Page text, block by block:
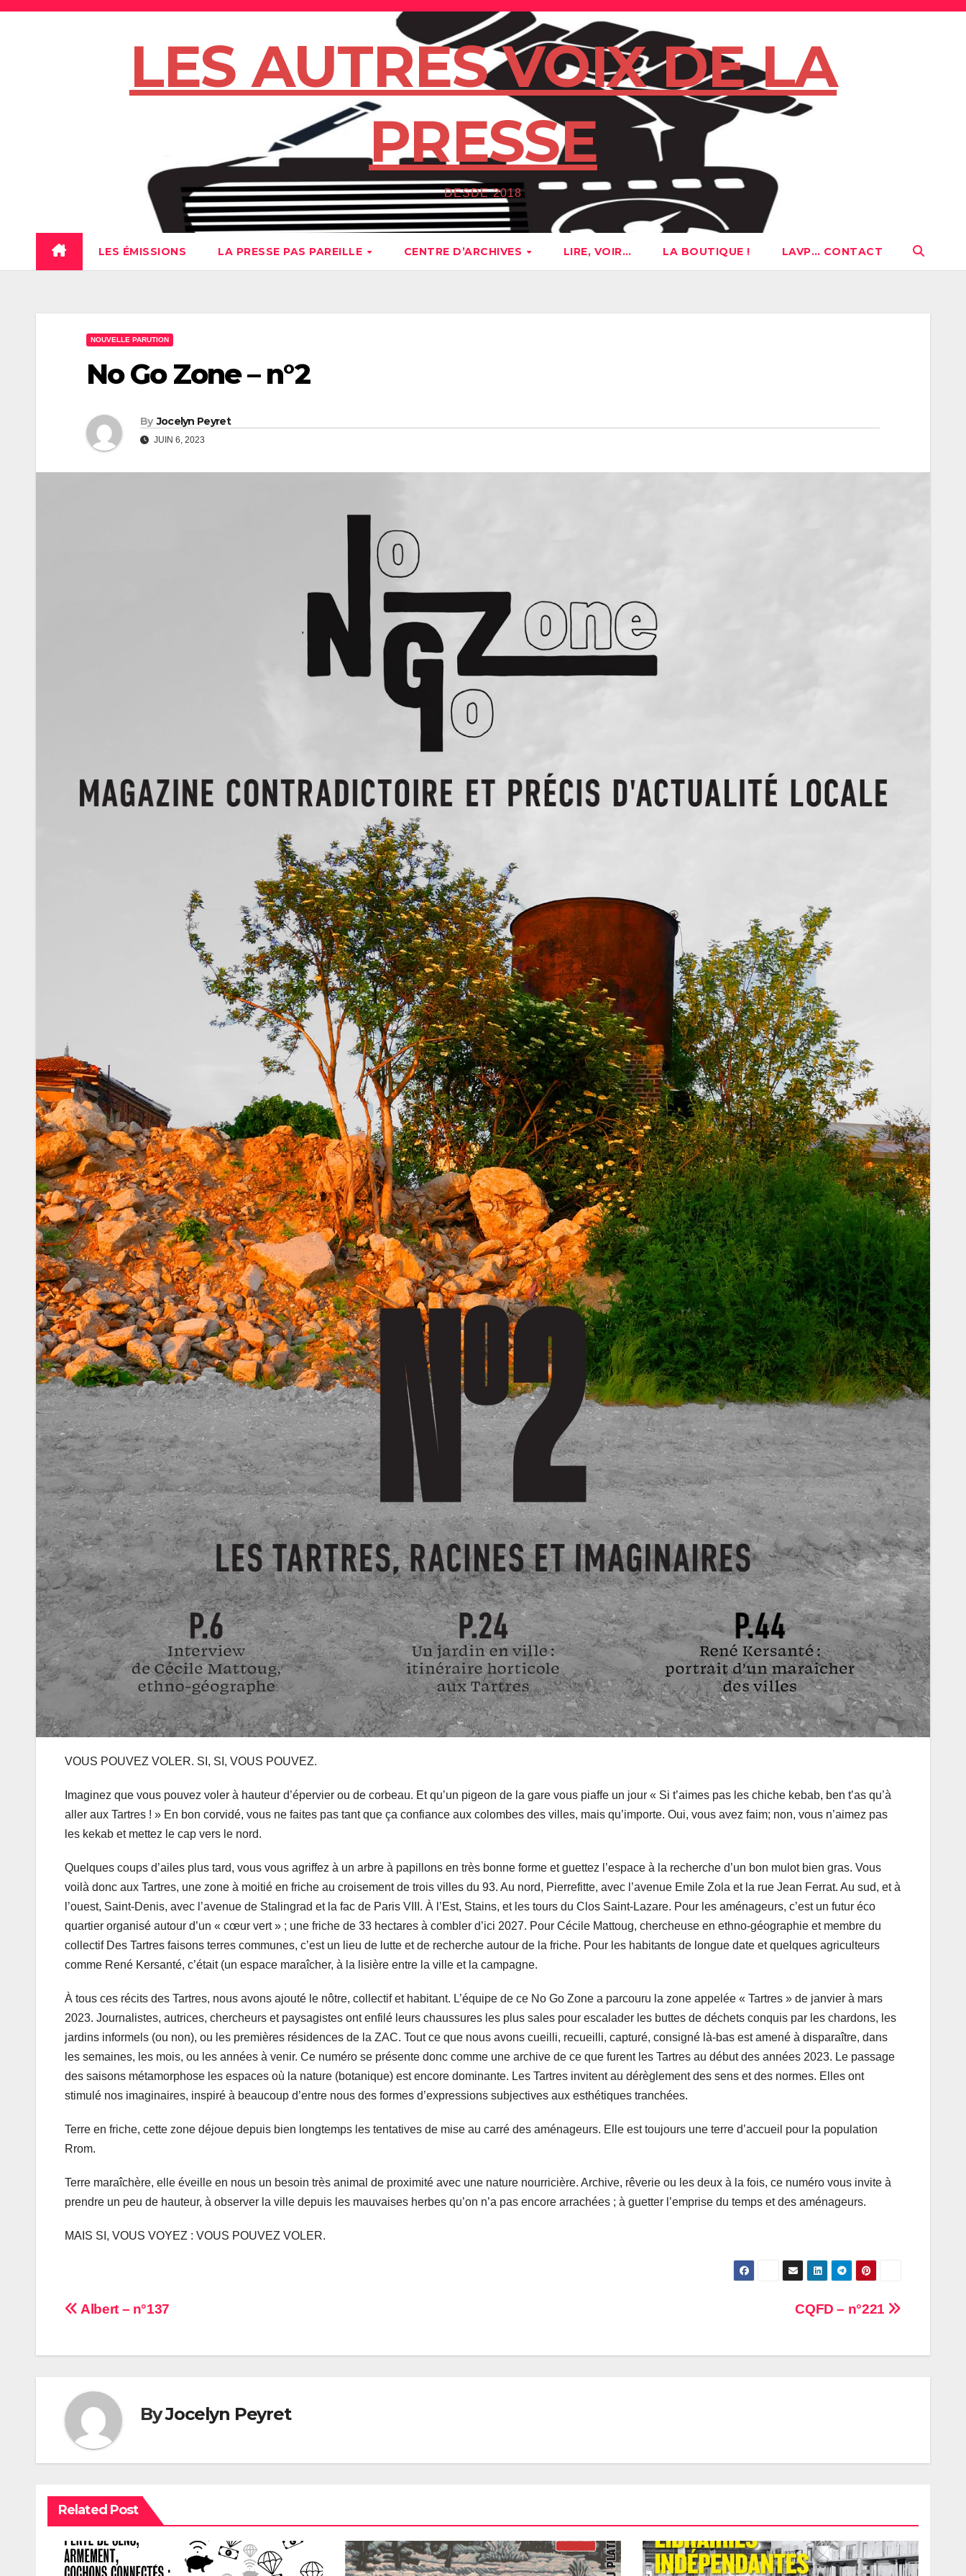
Skip
LES AUTRES VOIX DE LA
PRESSE
DESDE 2018
LES ÉMISSIONS LA PRESSE PAS PAREILLE CENTRE D’ARCHIVES LIRE, VOIR… LA BOUTIQUE ! LAVP… CONTACT
NOUVELLE PARUTION
No Go Zone – n°2
By Jocelyn Peyret
JUIN 6, 2023
VOUS POUVEZ VOLER. SI, SI, VOUS POUVEZ.
Imaginez que vous pouvez voler à hauteur d’épervier ou de corbeau. Et qu’un pigeon de la gare vous piaffe un jour « Si t’aimes pas les chiche kebab, ben t’as qu’à
aller aux Tartres ! » En bon corvidé, vous ne faites pas tant que ça confiance aux colombes des villes, mais qu’importe. Oui, vous avez faim; non, vous n’aimez pas
les kekab et mettez le cap vers le nord.
Quelques coups d’ailes plus tard, vous vous agriffez à un arbre à papillons en très bonne forme et guettez l’espace à la recherche d’un bon mulot bien gras. Vous
voilà donc aux Tartres, une zone à moitié en friche au croisement de trois villes du 93. Au nord, Pierrefitte, avec l’avenue Emile Zola et la rue Jean Ferrat. Au sud, et à
l’ouest, Saint-Denis, avec l’avenue de Stalingrad et la fac de Paris VIII. À l’Est, Stains, et les tours du Clos Saint-Lazare. Pour les aménageurs, c’est un futur éco
quartier organisé autour d’un « cœur vert » ; une friche de 33 hectares à combler d’ici 2027. Pour Cécile Mattoug, chercheuse en ethno-géographie et membre du
collectif Des Tartres faisons terres communes, c’est un lieu de lutte et de recherche autour de la friche. Pour les habitants de longue date et quelques agriculteurs
comme René Kersanté, c’était (un espace maraîcher, à la lisière entre la ville et la campagne.
À tous ces récits des Tartres, nous avons ajouté le nôtre, collectif et habitant. L’équipe de ce No Go Zone a parcouru la zone appelée « Tartres » de janvier à mars
2023. Journalistes, autrices, chercheurs et paysagistes ont enfilé leurs chaussures les plus sales pour escalader les buttes de déchets conquis par les chardons, les
jardins informels (ou non), ou les premières résidences de la ZAC. Tout ce que nous avons cueilli, recueilli, capturé, consigné là-bas est amené à disparaître, dans
les semaines, les mois, ou les années à venir. Ce numéro se présente donc comme une archive de ce que furent les Tartres au début des années 2023. Le passage
des saisons métamorphose les espaces où la nature (botanique) est encore dominante. Les Tartres invitent au dérèglement des sens et des normes. Elles ont
stimulé nos imaginaires, inspiré à beaucoup d’entre nous des formes d’expressions subjectives aux esthétiques tranchées.
Terre en friche, cette zone déjoue depuis bien longtemps les tentatives de mise au carré des aménageurs. Elle est toujours une terre d’accueil pour la population
Rrom.
Terre maraîchère, elle éveille en nous un besoin très animal de proximité avec une nature nourricière. Archive, rêverie ou les deux à la fois, ce numéro vous invite à
prendre un peu de hauteur, à observer la ville depuis les mauvaises herbes qu’on n’a pas encore arrachées ; à guetter l’emprise du temps et des aménageurs.
MAIS SI, VOUS VOYEZ : VOUS POUVEZ VOLER.
Navigation
CQFD – n°221
Albert – n°137
ByJocelyn Peyret
Related Post